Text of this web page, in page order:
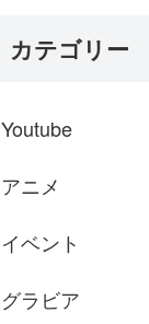
カテゴリー
Youtube
アニメ
イベント
グラビア